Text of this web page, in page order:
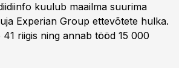
kuulub maailma suurima
Experian Group ettevõtete hulka.
riigis ning annab tööd 15 000